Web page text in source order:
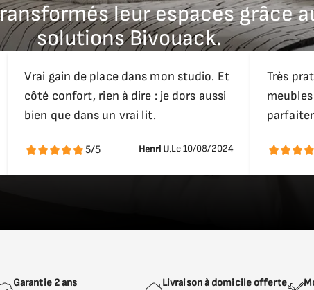
leur espaces grâce
solutions Bivouack.
Vrai gain de place dans mon studio. Et
côté confort, rien à dire : je dors aussi
bien que dans un vrai lit.
5/5 Henri U.Le 10/08/2024
Très
Garantie 2 ans Livraison à domicile offerte